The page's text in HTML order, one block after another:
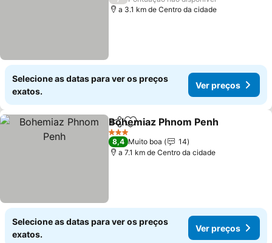
a 3.1 km de Centro da cidade
Selecione as datas para ver os preços
exatos.
Ver preços
PartilharAdicionar aos favoritos
Bohemiaz Phnom Penh
3 Estrelas
8,4 Muito boa
14
a 7.1 km de Centro da cidade
Selecione as datas para ver os preços
exatos.
Ver preços